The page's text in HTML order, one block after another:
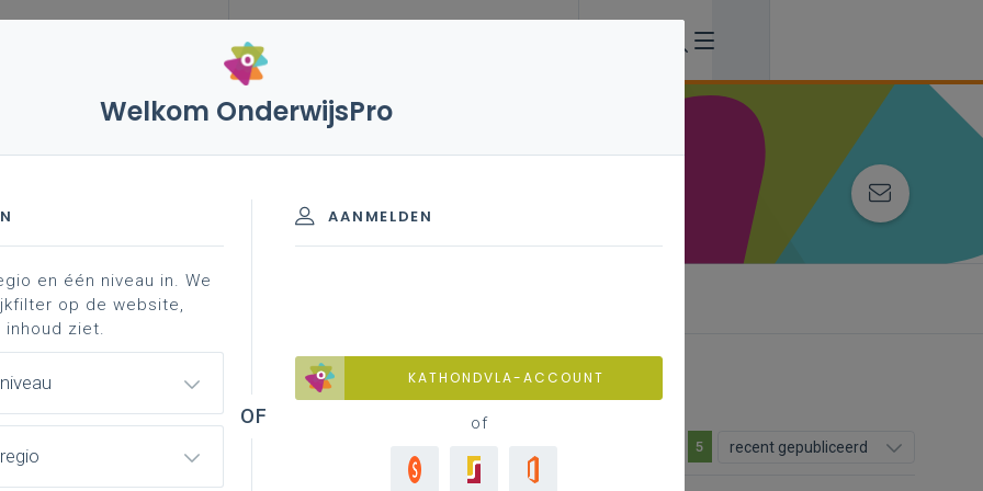
vakken en leerplannen 1ste graad
- B-stroom
materiaal achtergrond
5 recent gepubliceerd
Welkom OnderwijsPro
AANMELDEN
KATHONDVLA-ACCOUNT
of
en één niveau in. We
op de website,
ziet.